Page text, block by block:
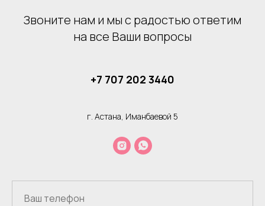
Звоните нам и мы с радостью ответим
на все Ваши вопросы
+7 707 202 3440
г. Астана, Иманбаевой 5